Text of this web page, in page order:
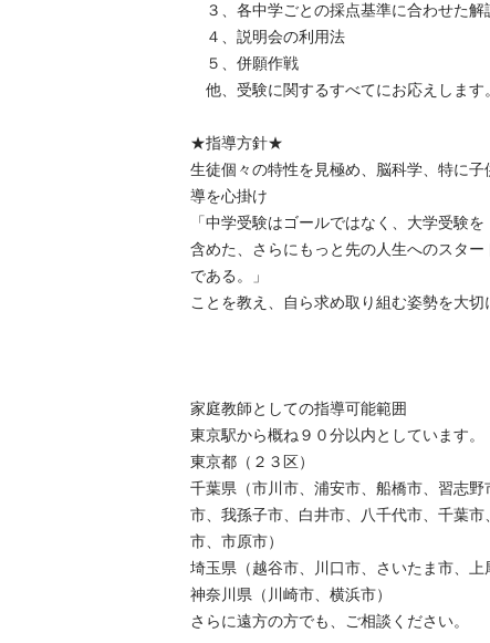
３、各中学ごとの採点基準に合わせた解
４、説明会の利用法
５、併願作戦
他、受験に関するすべてにお応えします。
★指導方針★
生徒個々の特性を見極め、脳科学、特に
導を心掛け
「中学受験はゴールではなく、大学受験を
含めた、さらにもっと先の人生へのスター
である。」
ことを教え、自ら求め取り組む姿勢を大切
家庭教師としての指導可能範囲
東京駅から概ね９０分以内としています。
東京都（２３区）
千葉県（市川市、浦安市、船橋市、習志
市、我孫子市、白井市、八千代市、千葉市
市、市原市）
埼玉県（越谷市、川口市、さいたま市、上
神奈川県（川崎市、横浜市）
さらに遠方の方でも、ご相談ください。